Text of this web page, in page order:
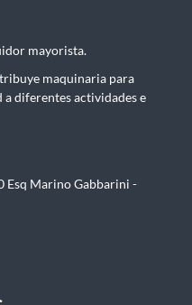
mayorista.
maquinaria para
diferentes actividades e
Esq Marino Gabbarini -